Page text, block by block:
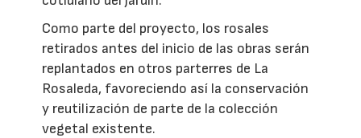
Como parte del proyecto, los rosales
retirados antes del inicio de las obras serán
replantados en otros parterres de La
Rosaleda, favoreciendo así la conservación
y reutilización de parte de la colección
vegetal existente.